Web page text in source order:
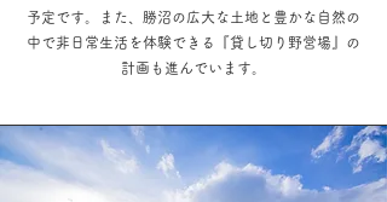
予定です。また、勝沼の広大な土地と豊かな自然の
中で非日常生活を体験できる『貸し切り野営場』の
計画も進んでいます。